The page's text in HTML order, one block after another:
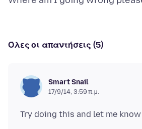
Όλες οι απαντήσεις (5)
Smart Snail
17/9/14, 3:59 π.μ.